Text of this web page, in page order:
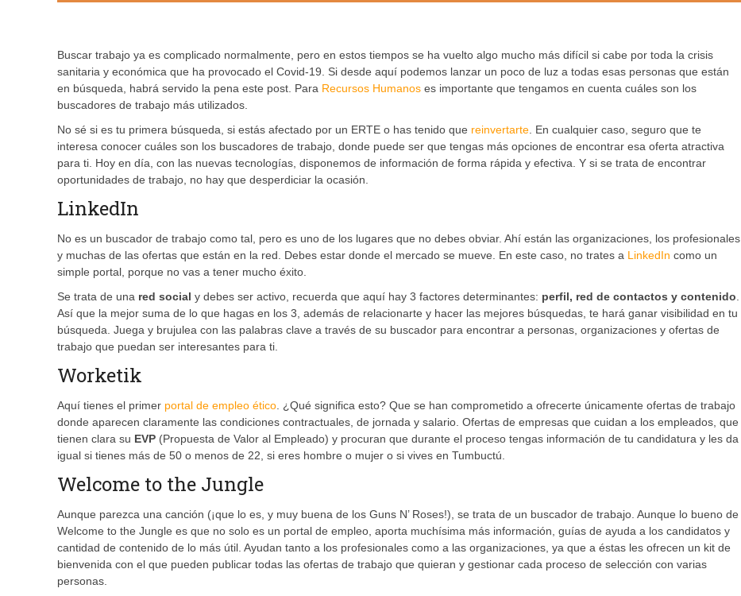
Buscar trabajo ya es complicado normalmente, pero en estos tiempos se ha vuelto algo mucho más difícil si cabe por toda la crisis
sanitaria y económica que ha provocado el Covid-19. Si desde aquí podemos lanzar un poco de luz a todas esas personas que están
en búsqueda, habrá servido la pena este post. Para Recursos Humanos es importante que tengamos en cuenta cuáles son los
buscadores de trabajo más utilizados.
No sé si es tu primera búsqueda, si estás afectado por un ERTE o has tenido que reinvertarte. En cualquier caso, seguro que te
interesa conocer cuáles son los buscadores de trabajo, donde puede ser que tengas más opciones de encontrar esa oferta atractiva
para ti. Hoy en día, con las nuevas tecnologías, disponemos de información de forma rápida y efectiva. Y si se trata de encontrar
oportunidades de trabajo, no hay que desperdiciar la ocasión.
LinkedIn
No es un buscador de trabajo como tal, pero es uno de los lugares que no debes obviar. Ahí están las organizaciones, los profesionales
y muchas de las ofertas que están en la red. Debes estar donde el mercado se mueve. En este caso, no trates a LinkedIn como un
simple portal, porque no vas a tener mucho éxito.
Se trata de una red social y debes ser activo, recuerda que aquí hay 3 factores determinantes: perfil, red de contactos y contenido.
Así que la mejor suma de lo que hagas en los 3, además de relacionarte y hacer las mejores búsquedas, te hará ganar visibilidad en tu
búsqueda. Juega y brujulea con las palabras clave a través de su buscador para encontrar a personas, organizaciones y ofertas de
trabajo que puedan ser interesantes para ti.
Worketik
Aquí tienes el primer portal de empleo ético. ¿Qué significa esto? Que se han comprometido a ofrecerte únicamente ofertas de trabajo
donde aparecen claramente las condiciones contractuales, de jornada y salario. Ofertas de empresas que cuidan a los empleados, que
tienen clara su EVP (Propuesta de Valor al Empleado) y procuran que durante el proceso tengas información de tu candidatura y les da
igual si tienes más de 50 o menos de 22, si eres hombre o mujer o si vives en Tumbuctú.
Welcome to the Jungle
Aunque parezca una canción (¡que lo es, y muy buena de los Guns N’ Roses!), se trata de un buscador de trabajo. Aunque lo bueno de
Welcome to the Jungle es que no solo es un portal de empleo, aporta muchísima más información, guías de ayuda a los candidatos y
cantidad de contenido de lo más útil. Ayudan tanto a los profesionales como a las organizaciones, ya que a éstas les ofrecen un kit de
bienvenida con el que pueden publicar todas las ofertas de trabajo que quieran y gestionar cada proceso de selección con varias
personas.